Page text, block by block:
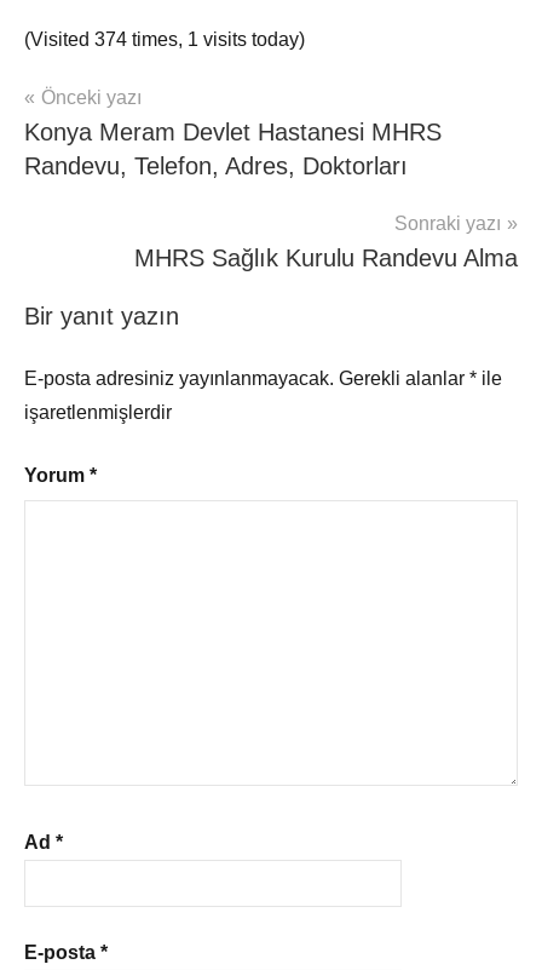
(Visited 374 times, 1 visits today)
mhrs
Yazı
gezinmesi
Önceki yazı
Konya Meram Devlet Hastanesi MHRS
Randevu, Telefon, Adres, Doktorları
Sonraki yazı
MHRS Sağlık Kurulu Randevu Alma
Bir yanıt yazın
E-posta adresiniz yayınlanmayacak. Gerekli alanlar * ile
işaretlenmişlerdir
Yorum *
Ad *
E-posta *